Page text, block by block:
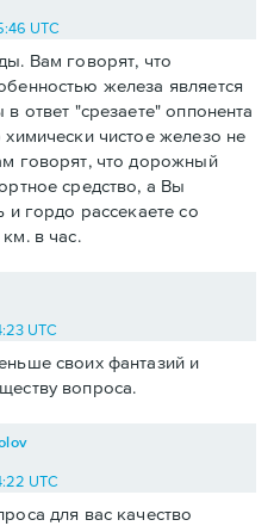
UTC
Вам говорят, что
железа является
ответ "срезаете" оппонента
химически чистое железо не
говорят, что дорожный
средство, а Вы
и гордо рассекаете со
в час.
UTC
своих фантазий и
вопроса.
UTC
для вас качество